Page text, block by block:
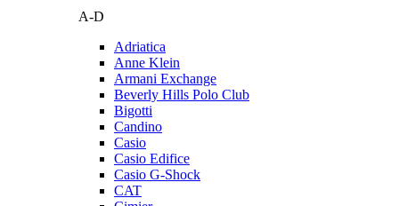
A-D
Adriatica
Anne Klein
Armani Exchange
Beverly Hills Polo Club
Bigotti
Candino
Casio
Casio Edifice
Casio G-Shock
CAT